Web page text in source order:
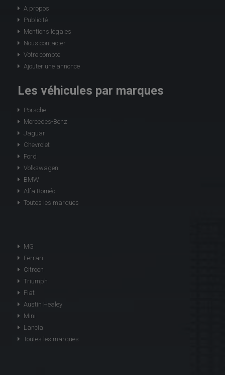
A propos
Publicité
Mentions légales
Nous contacter
Votre compte
Ajouter une annonce
Les véhicules par marques
Porsche
Mercedes-Benz
Jaguar
Chevrolet
Ford
Volkswagen
BMW
Alfa Roméo
Toutes les marques
MG
Ferrari
Citroen
Triumph
Fiat
Austin Healey
Mini
Lancia
Toutes les marques